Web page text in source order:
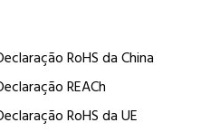
RoHS da China
REACh
RoHS da UE